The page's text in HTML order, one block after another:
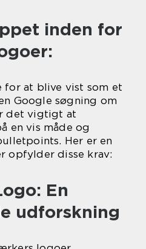
inden for
for at blive vist som et
Google søgning om
det vigtigt at
en vis måde og
Her er en
opfylder disse krav:
En
udforskning